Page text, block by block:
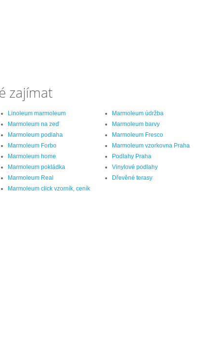
zajímat
Linoleum marmoleum
Marmoleum na zeď
Marmoleum podlaha
Marmoleum Forbo
Marmoleum home
Marmoleum pokládka
Marmoleum Real
Marmoleum click vzorník, ceník
Marmoleum údržba
Marmoleum barvy
Marmoleum Fresco
Marmoleum vzorkovna Praha
Podlahy Praha
Vinylové podlahy
Dřevěné terasy